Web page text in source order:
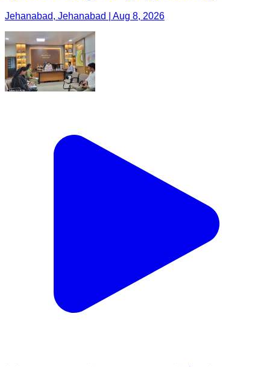
Jehanabad, Jehanabad | Aug 8, 2026